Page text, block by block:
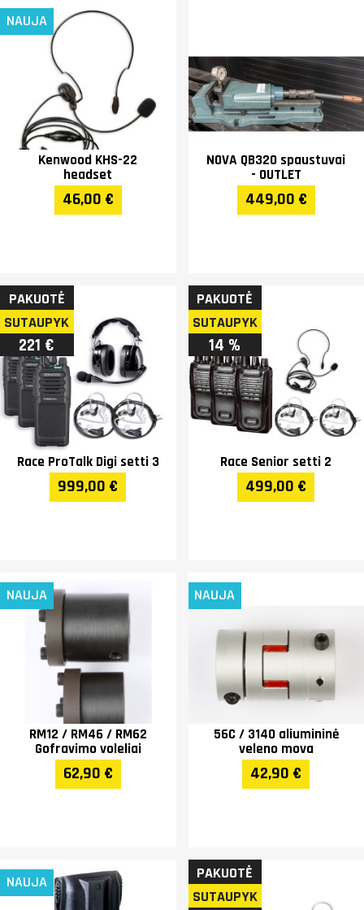
NAUJA
Kenwood KHS-22
headset
46,00 €
NOVA QB320 spaustuvai
- OUTLET
449,00 €
PAKUOTĖ
SUTAUPYK
221 €
Race ProTalk Digi setti 3
999,00 €
PAKUOTĖ
SUTAUPYK
14 %
Race Senior setti 2
499,00 €
NAUJA
RM12 / RM46 / RM62
Gofravimo voleliai
62,90 €
NAUJA
56C / 3140 aliumininė
veleno mova
42,90 €
NAUJA
PAKUOTĖ
SUTAUPYK